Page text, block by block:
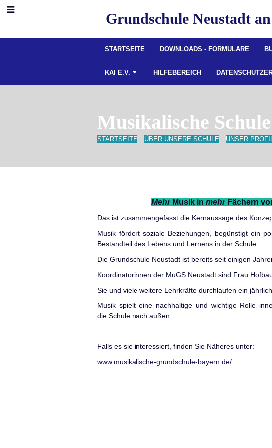
Grundschule Neustadt
STARTSEITE DOWNLOADS - FORMULARE
KAI E.V. HILFEBEREICH
Musikalische Schule
STARTSEITE ÜBER UNSERE SCHULE UNSER PROFIL
Schule
MehrMusik in mehrFächern
Das ist zusammengefasst die Kernaussage des
Musik fördert soziale Beziehungen, begünstigt ein
Bestandteil des Lebens und Lernens in der Schule.
Die Grundschule Neustadt ist bereits seit einigen
Koordinatorinnen der MuGS Neustadt sind Frau
Sie und viele weitere Lehrkräfte durchlaufen ein
Musik spielt eine nachhaltige und wichtige Rolle
die Schule nach außen.
Falls es sie interessiert, finden Sie Näheres unter:
www.musikalische-grundschule-bayern.de/